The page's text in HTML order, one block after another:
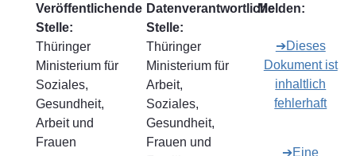
Veröffentlichende
Stelle:
Thüringer
Ministerium für
Soziales,
Gesundheit,
Arbeit und
Frauen
Datenverantwortliche
Stelle:
Thüringer
Ministerium für
Arbeit,
Soziales,
Gesundheit,
Frauen und
Melden:
➔Dieses
Dokument ist
inhaltlich
fehlerhaft
➔Eine